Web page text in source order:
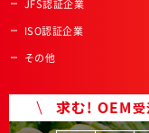
JFS認証企業
ISO認証企業
その他